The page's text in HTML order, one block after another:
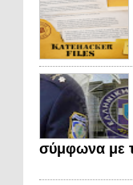
σύμφωνα με